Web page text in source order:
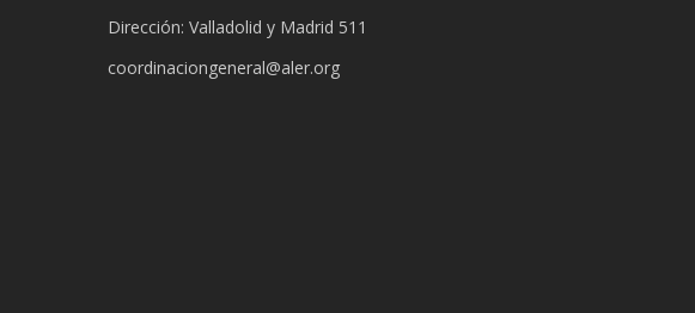
Dirección: Valladolid y Madrid 511
coordinaciongeneral@aler.org